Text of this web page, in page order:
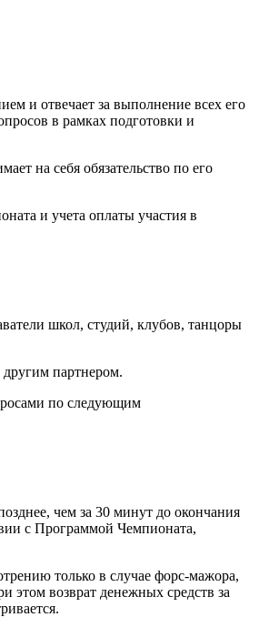
и отвечает за выполнение всех его
в рамках подготовки и
на себя обязательство по его
и учета оплаты участия в
школ, студий, клубов, танцоры
партнером.
по следующим
чем за 30 минут до окончания
с Программой Чемпионата,
только в случае форс-мажора,
возврат денежных средств за